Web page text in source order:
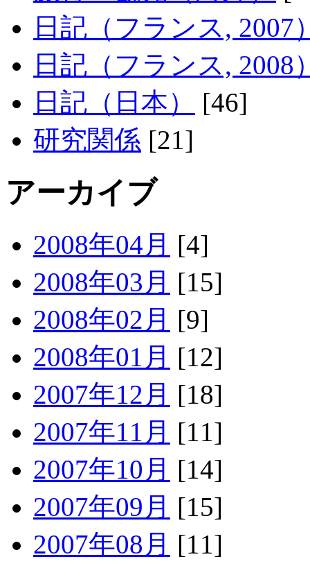
日記（フランス, 2007
日記（フランス, 2008
日記（日本）
[46]
研究関係 [21]
アーカイブ
2008年04月 [4]
2008年03月 [15]
2008年02月 [9]
2008年01月 [12]
2007年12月 [18]
2007年11月 [11]
2007年10月 [14]
2007年09月 [15]
2007年08月 [11]